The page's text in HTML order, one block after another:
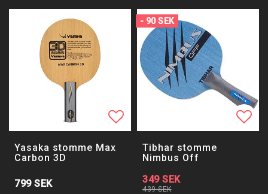
Lägg till i favoritlistan
Lägg till i favoritlistan
Yasaka stomme Max
Carbon 3D
799 SEK
- 90 SEK
Tibhar stomme
Nimbus Off
439 SEK
349 SEK